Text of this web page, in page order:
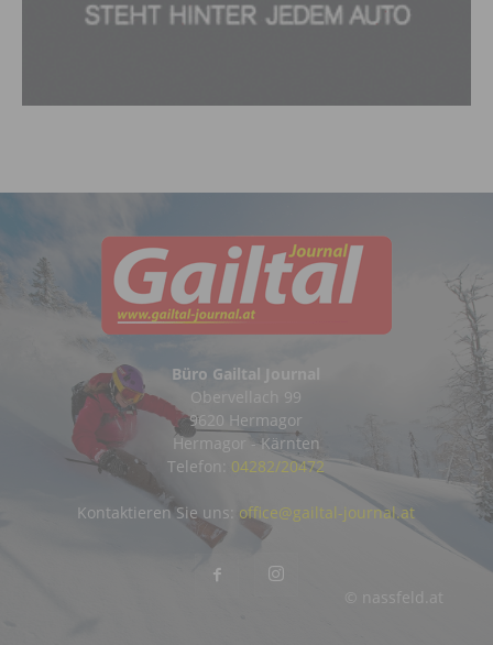
Büro Gailtal Journal
Obervellach 99
9620 Hermagor
Hermagor - Kärnten
Telefon: 04282/20472
© nassfeld.at
Kontaktieren Sie uns: office@gailtal-journal.at